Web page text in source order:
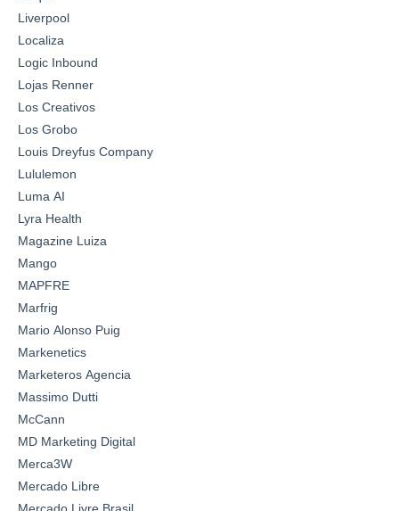
Liverpool
Localiza
Logic Inbound
Lojas Renner
Los Creativos
Los Grobo
Louis Dreyfus Company
Lululemon
Luma AI
Lyra Health
Magazine Luiza
Mango
MAPFRE
Marfrig
Mario Alonso Puig
Markenetics
Marketeros Agencia
Massimo Dutti
McCann
MD Marketing Digital
Merca3W
Mercado Libre